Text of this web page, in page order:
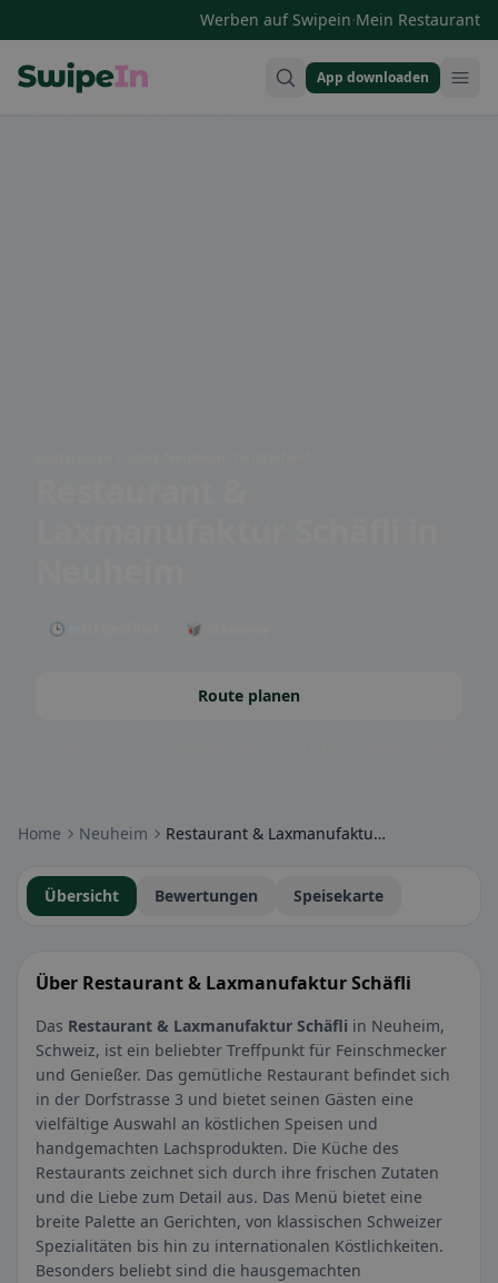
Werben auf Swipein·Mein Restaurant
App downloaden
🕒 Jetzt geöffnet 🥡 Takeaway
Route planen
Home Neuheim Restaurant & Laxmanufaktur Schäfli
Übersicht Bewertungen Speisekarte
Über Restaurant & Laxmanufaktur Schäfli
Das Restaurant & Laxmanufaktur Schäfli in Neuheim,
Schweiz, ist ein beliebter Treffpunkt für Feinschmecker
und Genießer. Das gemütliche Restaurant befindet sich
in der Dorfstrasse 3 und bietet seinen Gästen eine
vielfältige Auswahl an köstlichen Speisen und
handgemachten Lachsprodukten. Die Küche des
Restaurants zeichnet sich durch ihre frischen Zutaten
und die Liebe zum Detail aus. Das Menü bietet eine
breite Palette an Gerichten, von klassischen Schweizer
Spezialitäten bis hin zu internationalen Köstlichkeiten.
Besonders beliebt sind die hausgemachten